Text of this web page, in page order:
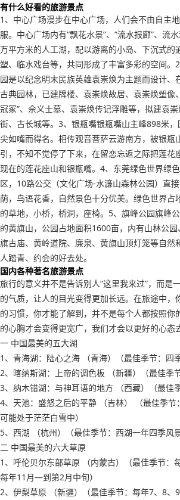
有什么好看的旅游景点
1、中心广场漫步在中心广场，人们会不由自主
服。中心广场内有“飘花水景”、“流水报廊”、流
万平方米的人工湖，配以游离的小岛、下沉式的
塑、临水戏台等，共同形成了丰富多彩的空间。
园是以纪念明末民族英雄袁崇焕为主题而设计、
古典园林，已建牌楼、袁崇焕故居、袁崇焕塑像
冠冢”、佘义士墓、袁崇焕传记浮雕等，拟建袁
街、古长城等。3、银瓶嘴银瓶嘴山主峰898米
尖如嘴而得名。相传观音菩萨云游南方，被银瓶
引，不知不觉停了下来，在留恋忘返之际把莲花
现在的莲花座山和银瓶嘴。4、东莞绿色世界绿
区，10路公交（文化广场-水濂山森林公园）直
荫，鸟语花香，自然景色十分优美。绿色世界占
的草地，小桥，桥洞，座椅。5、旗峰公园旗峰
的黄旗山，公园占地面积1600亩，内有山林公
旗古庙、黄岭道院、廉泉、黄旗山顶灯笼等自然
人踏青、约会的好去处。
国内各种著名旅游景点
旅行的意义并不是告诉别人“这里我来过”，而是
的气质，让人的目光变得更加长远。在旅途中，
的习惯，你才能了解到，并不是每个人都按照你
的心胸才会变得更宽广，我们才会以更好的心态
一 中国最美的五大湖
1、青海湖：陆心之海 （青海）（最佳季节：四季
2、喀纳斯湖：上帝的调色板 （新疆）（最佳季
3、纳木错湖：与神耳语的地方 （西藏）（最佳
4、天池：盛怒之后的平静 （吉林） （最佳季
可能处于茫茫白雪中）
5、西湖 （杭州）（最佳季节：西湖一年四季风
二 中国最美的六大草原
1、呼伦贝尔东部草原 （内蒙古）（最佳季节
每年11月―到第2月中旬）
2、伊梨草原 （新疆）（最佳季节：每年7、8、9